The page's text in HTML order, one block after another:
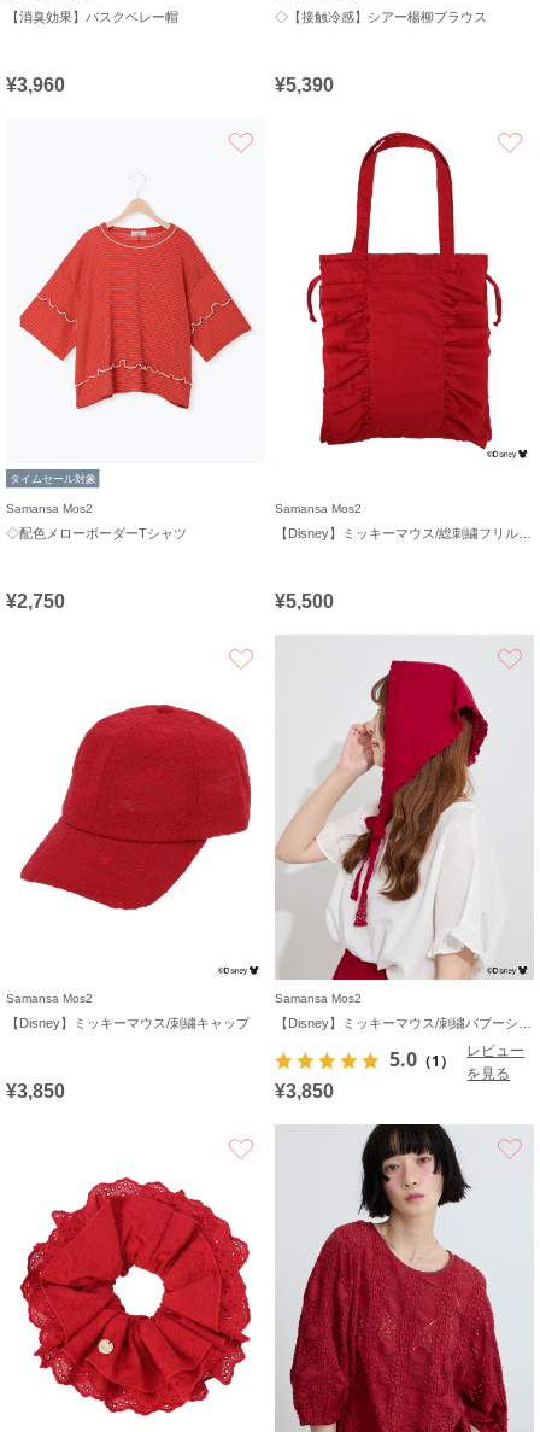
【消臭効果】バスクベレー帽
¥3,960
◇【接触冷感】シアー楊柳ブラウス
¥5,390
タイムセール対象
Samansa Mos2
◇配色メローボーダーTシャツ
¥2,750
Samansa Mos2
¥5,500
Samansa Mos2
【Disney】ミッキーマウス/刺繍キャップ
¥3,850
Samansa Mos2
5.0 （1）
レビュー
を見る
¥3,850